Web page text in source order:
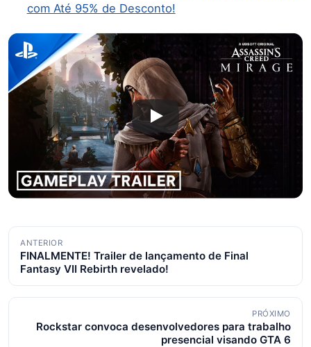
com Até 95% de Desconto!
Navegação
de
posts
ANTERIOR
FINALMENTE! Trailer de lançamento de Final
Fantasy VII Rebirth revelado!
PRÓXIMO
Rockstar convoca desenvolvedores para trabalho
presencial visando GTA 6